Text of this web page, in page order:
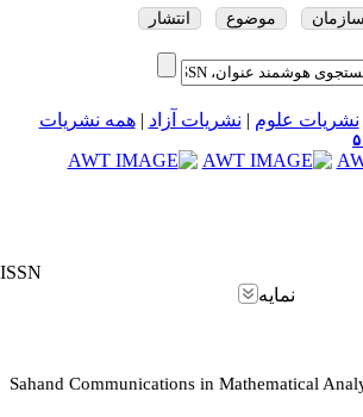
سازمان موضوع
انتشار
نشریات علوم | نشریات آزاد |همه نشریات
ISSN
نمایه
Sahand Communications in Mathematical